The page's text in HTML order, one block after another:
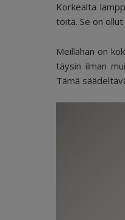
Korkealta
töitä. Se on
Meillähän on
täysin ilman
Tämä